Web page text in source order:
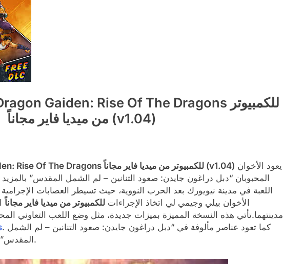
من ميديا فاير مجاناً (v1.04)
تحميل لعبة Double Dragon Gaiden: Rise Of The Dragons للكمبيوتر من ميديا فاير مجاناً (v1.04)
المحبوبان “دبل دراغون جايدن: صعود التنانين – لم الشمل المقدس”
اللعبة في مدينة نيويورك بعد الحرب النووية، حيث تسيطر العصابات
الأخوان بيلي وجيمي لي اتخاذ الإجراءات للكمبيوتر من ميديا فاير مجاناً
مدينتهما.تأتي هذه النسخة المميزة بميزات جديدة، مثل وضع اللعب التعاوني
. كما تعود عناصر مألوفة في “دبل دراغون جايدن: صعود التنانين – لم الشمل
المقدس”، مثل شخصيتي ماريان والعم ماتين.